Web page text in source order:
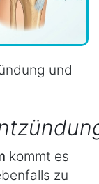
und
kommt es
zu